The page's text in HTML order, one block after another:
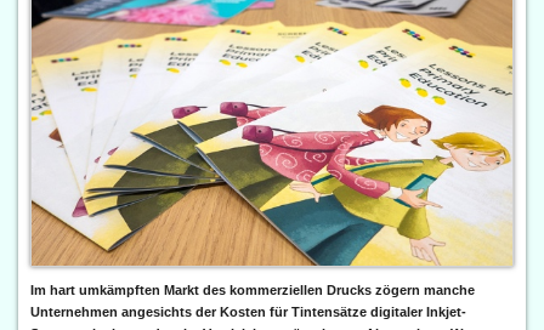
Im hart umkämpften Markt des kommerziellen Drucks zögern manche
Unternehmen angesichts der Kosten für Tintensätze digitaler Inkjet-